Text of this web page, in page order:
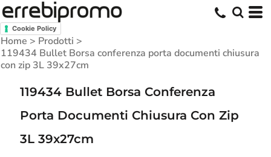
Cookie Policy
Home > Prodotti >
119434 Bullet Borsa conferenza porta documenti chiusura
con zip 3L 39x27cm
119434 Bullet Borsa Conferenza
Porta Documenti Chiusura Con Zip
3L 39x27cm